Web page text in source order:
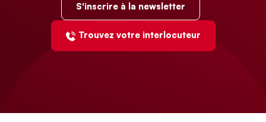
S'inscrire à la newsletter
Trouvez votre interlocuteur